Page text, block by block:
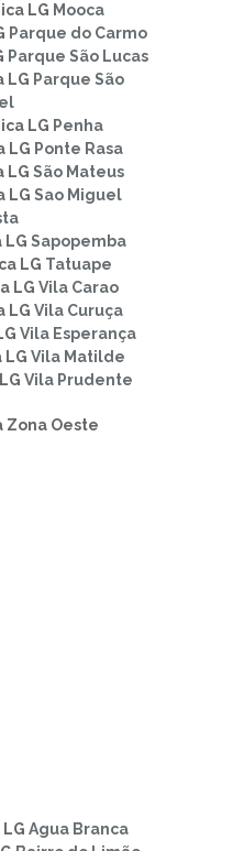
LG Mooca
Parque do Carmo
Parque São Lucas
LG Parque São
LG Penha
LG Ponte Rasa
LG São Mateus
LG Sao Miguel
LG Sapopemba
LG Tatuape
LG Vila Carao
LG Vila Curuça
Vila Esperança
LG Vila Matilde
Vila Prudente
Oeste
Agua Branca